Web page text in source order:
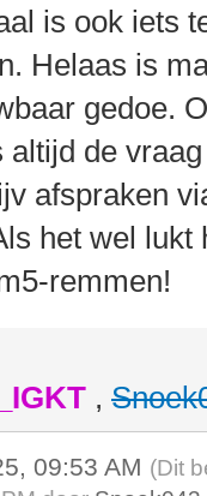
is ook iets
Helaas is
gedoe.
altijd de
afspraken
het wel
remmen!
,
09:53 AM (Dit